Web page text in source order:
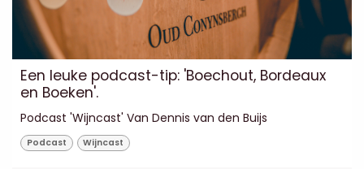
Een leuke podcast-tip: 'Boechout, Bordeaux
en Boeken'.
Podcast 'Wijncast' Van Dennis van den Buijs
Podcast Wijncast